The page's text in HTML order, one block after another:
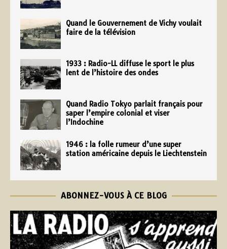
Quand le Gouvernement de Vichy voulait
faire de la télévision
1933 : Radio-LL diffuse le sport le plus
lent de l’histoire des ondes
Quand Radio Tokyo parlait français pour
saper l’empire colonial et viser
l’Indochine
1946 : la folle rumeur d’une super
station américaine depuis le Liechtenstein
ABONNEZ-VOUS À CE BLOG